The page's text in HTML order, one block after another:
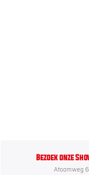
Bezoek onze
Atoomweg